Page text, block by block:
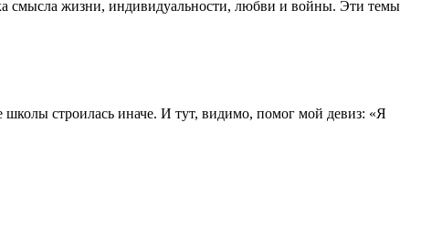
смысла жизни, индивидуальности, любви и войны. Эти темы
строилась иначе. И тут, видимо, помог мой девиз: «Я